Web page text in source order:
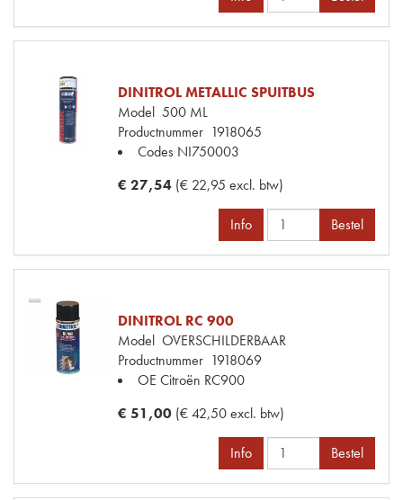
DINITROL METALLIC SPUITBUS
Model 500 ML
Productnummer 1918065
Codes NI750003
€ 27,54 (€ 22,95 excl. btw)
Info Bestel
DINITROL RC 900
Model OVERSCHILDERBAAR
Productnummer 1918069
OE Citroën RC900
€ 51,00 (€ 42,50 excl. btw)
Info Bestel